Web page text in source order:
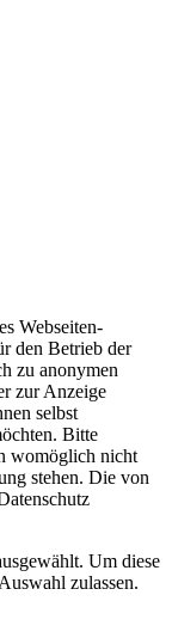
Webseiten-
den Betrieb der
zu anonymen
zur Anzeige
selbst
Bitte
womöglich nicht
stehen. Die von
Um diese
zulassen.